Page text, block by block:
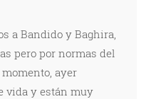
a Bandido y Baghira,
pero por normas del
ayer
vida y están muy